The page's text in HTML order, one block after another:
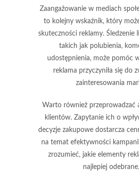
Zaangażowanie w mediach
to kolejny wskaźnik, który
skuteczności reklamy. Śledzenie
takich jak polubienia,
udostępnienia, może pomóc
reklama przyczyniła się do
zainteresowania
Warto również przeprowadzać
klientów. Zapytanie ich o
decyzje zakupowe dostarcza
na temat efektywności
zrozumieć, jakie elementy
najlepiej odebrane.